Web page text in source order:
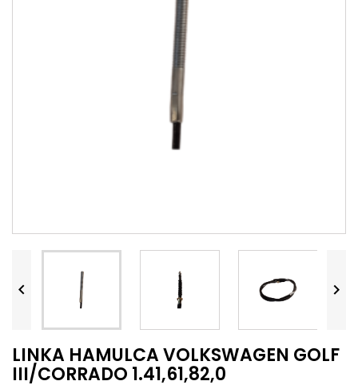
 
 
LINKA HAMULCA VOLKSWAGEN GOLF
III/CORRADO 1.41,61,82,0